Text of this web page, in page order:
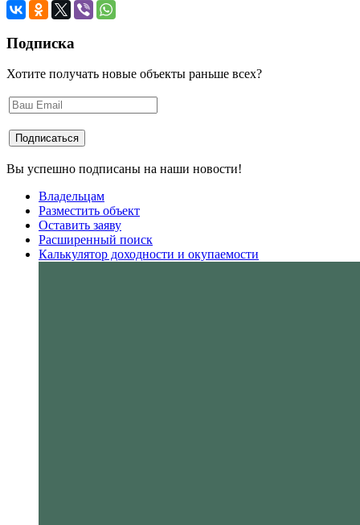
Подписка
Хотите получать новые объекты раньше всех?
Вы успешно подписаны на наши новости!
Владельцам
Разместить объект
Оставить заяву
Расширенный поиск
Калькулятор доходности и окупаемости